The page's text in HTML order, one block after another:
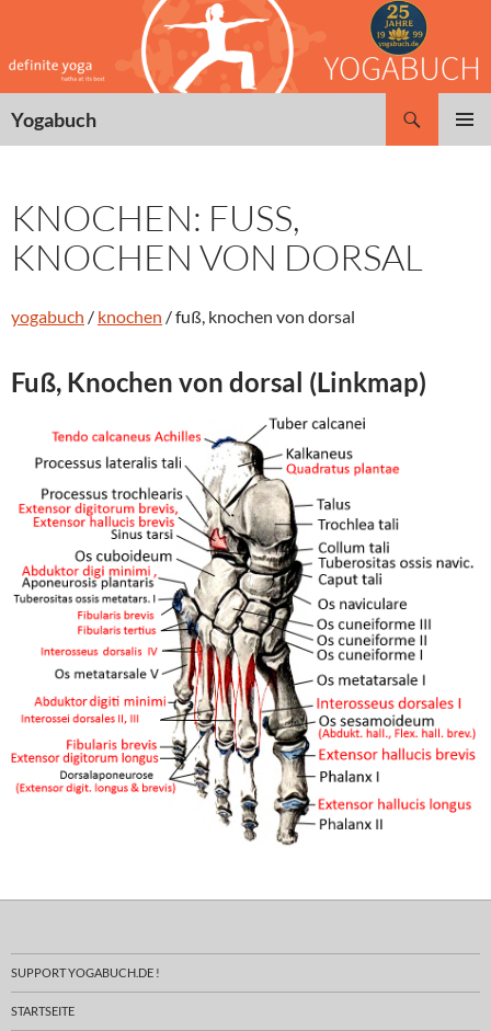
springen
Yogabuch
KNOCHEN: FUSS, K
NOCHEN VON DORSAL
yogabuch / knochen / fuß, knochen von dorsal
Fuß, Knochen von dorsal (Linkmap)
SUPPORT YOGABUCH.DE !
STARTSEITE